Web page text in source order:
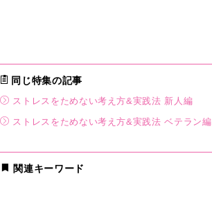
同じ特集の記事
ストレスをためない考え方&実践法 新人編
ストレスをためない考え方&実践法 ベテラン編
関連キーワード